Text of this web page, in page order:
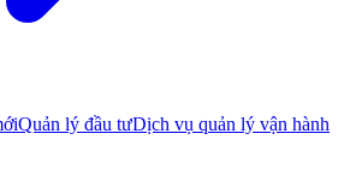
Quản lý đầu tưDịch vụ quản lý vận hành